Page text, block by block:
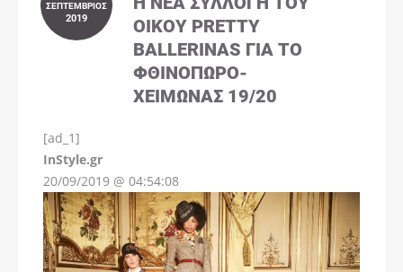
ΣΕΠΤΈΜΒΡΙΟΣ
2019
ΟΊΚΟΥ PRETTY
BALLERINAS ΓΙΑ ΤΟ
ΦΘΙΝΌΠΩΡΟ-
ΧΕΙΜΏΝΑΣ 19/20
[ad_1]
InStyle.gr
20/09/2019 @ 04:54:08